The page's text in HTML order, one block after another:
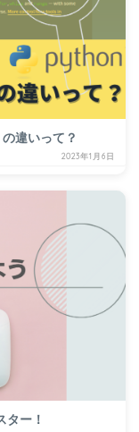
違いって？
2023年1月6日
ー！